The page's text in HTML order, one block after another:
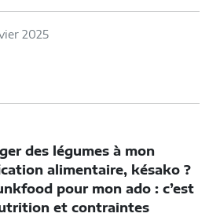
2025
des légumes à mon
alimentaire, késako ?
pour mon ado : c’est
et contraintes